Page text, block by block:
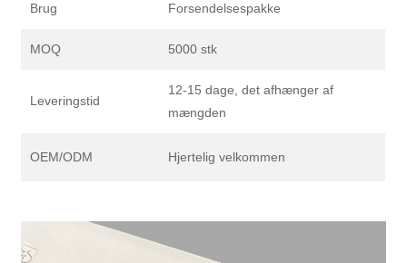
Brug Forsendelsespakke
MOQ 5000 stk
Leveringstid
12-15 dage, det afhænger af
mængden
OEM/ODM Hjertelig velkommen